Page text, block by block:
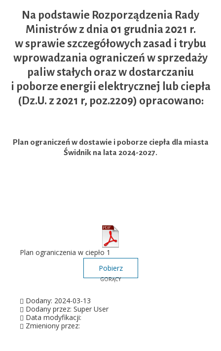
Na podstawie Rozporządzenia Rady
Ministrów z dnia 01 grudnia 2021 r.
w sprawie szczegółowych zasad i trybu
wprowadzania ograniczeń w sprzedaży
paliw stałych oraz w dostarczaniu
i poborze energii elektrycznej lub ciepła
(Dz.U. z 2021 r, poz.2209) opracowano:
Plan ograniczeń w dostawie i poborze ciepła dla miasta
Świdnik na lata 2024-2027.
Plan ograniczenia w ciepło 1
Pobierz
GORĄCY
Dodany: 2024-03-13
Dodany przez: Super User
Data modyfikacji:
Zmieniony przez: